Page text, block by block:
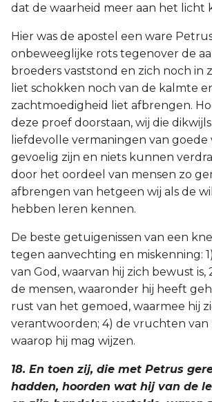
dat de waarheid meer aan het licht
Hier was de apostel een ware
onbeweeglijke rots tegenover de
broeders vaststond en zich noch in
liet schokken noch van de kalmte
zachtmoedigheid liet afbrengen.
deze proef doorstaan, wij die
liefdevolle vermaningen van goede
gevoelig zijn en niets kunnen
door het oordeel van mensen zo
afbrengen van hetgeen wij als de
hebben leren kennen.
De beste getuigenissen van een
tegen aanvechting en miskenning:
van God, waarvan hij zich bewust is,
de mensen, waaronder hij heeft
rust van het gemoed, waarmee hij
verantwoorden; 4) de vruchten van
waarop hij mag wijzen.
18. En toen zij, die met Petrus
hadden, hoorden wat hij van de